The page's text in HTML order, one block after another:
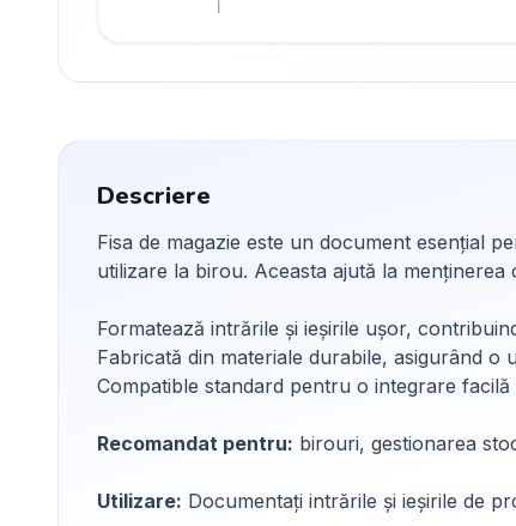
Descriere
Fisa de magazie este un document esențial
utilizare la birou. Aceasta ajută la
Formatează intrările și ieșirile ușor,
Fabricată din materiale durabile, asigurând o
Compatible standard pentru o integrare
Recomandat pentru: birouri, gestionarea
Utilizare: Documentați intrările și ieșirile de